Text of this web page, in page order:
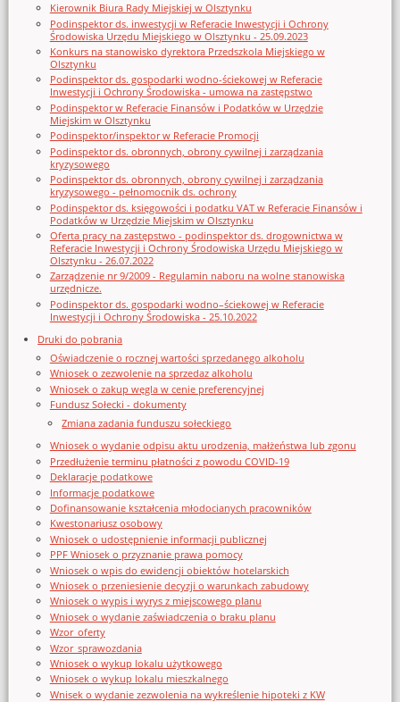
Kierownik Biura Rady Miejskiej w Olsztynku
Podinspektor ds. inwestycji w Referacie Inwestycji i Ochrony
Środowiska Urzędu Miejskiego w Olsztynku - 25.09.2023
Konkurs na stanowisko dyrektora Przedszkola Miejskiego w
Olsztynku
Podinspektor ds. gospodarki wodno-ściekowej w Referacie
Inwestycji i Ochrony Środowiska - umowa na zastępstwo
Podinspektor w Referacie Finansów i Podatków w Urzędzie
Miejskim w Olsztynku
Podinspektor/inspektor w Referacie Promocji
Podinspektor ds. obronnych, obrony cywilnej i zarządzania
kryzysowego
Podinspektor ds. obronnych, obrony cywilnej i zarządzania
kryzysowego - pełnomocnik ds. ochrony
Podinspektor ds. księgowości i podatku VAT w Referacie Finansów i
Podatków w Urzędzie Miejskim w Olsztynku
Oferta pracy na zastępstwo - podinspektor ds. drogownictwa w
Referacie Inwestycji i Ochrony Środowiska Urzędu Miejskiego w
Olsztynku - 26.07.2022
Zarządzenie nr 9/2009 - Regulamin naboru na wolne stanowiska
urzędnicze.
Podinspektor ds. gospodarki wodno–ściekowej w Referacie
Inwestycji i Ochrony Środowiska - 25.10.2022
Druki do pobrania
Oświadczenie o rocznej wartości sprzedanego alkoholu
Wniosek o zezwolenie na sprzedaz alkoholu
Wniosek o zakup węgla w cenie preferencyjnej
Fundusz Sołecki - dokumenty
Zmiana zadania funduszu sołeckiego
Wniosek o wydanie odpisu aktu urodzenia, małżeństwa lub zgonu
Przedłużenie terminu płatności z powodu COVID-19
Deklaracje podatkowe
Informacje podatkowe
Dofinansowanie kształcenia młodocianych pracowników
Kwestonariusz osobowy
Wniosek o udostępnienie informacji publicznej
PPF Wniosek o przyznanie prawa pomocy
Wniosek o wpis do ewidencji obiektów hotelarskich
Wniosek o przeniesienie decyzji o warunkach zabudowy
Wniosek o wypis i wyrys z miejscowego planu
Wniosek o wydanie zaświadczenia o braku planu
Wzor_oferty
Wzor_sprawozdania
Wniosek o wykup lokalu użytkowego
Wniosek o wykup lokalu mieszkalnego
Wnisek o wydanie zezwolenia na wykreślenie hipoteki z KW